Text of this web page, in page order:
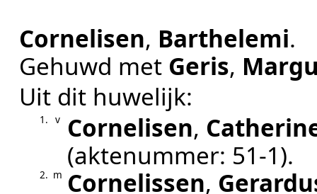
Cornelisen, Barthelemi.
Gehuwd met Geris,
Uit dit huwelijk:
1. v Cornelisen,
(aktenummer: 51-1).
2. m Cornelissen,